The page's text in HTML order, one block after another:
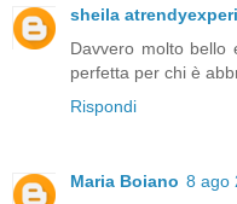
sheila
Davvero molto bello
perfetta per chi è
Rispondi
Maria Boiano 8 ago